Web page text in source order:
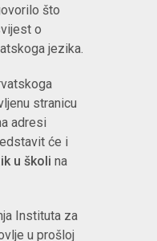
što
o
jezika.
stranicu
adresi
će i
u školi na
Instituta za
u prošloj